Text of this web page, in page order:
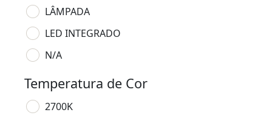
LÂMPADA
LED INTEGRADO
N/A
Temperatura de Cor
2700K